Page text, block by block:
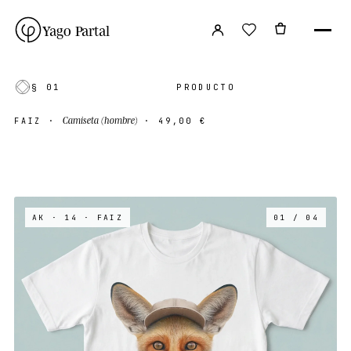
Yago Partal
§ 01 PRODUCTO
FAIZ · Camiseta (hombre)· 49,00 €
AK · 14 · FAIZ 01 / 04